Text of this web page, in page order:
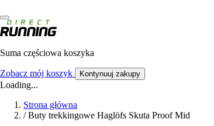
Suma częściowa koszyka
Zobacz mój koszyk Kontynuuj zakupy
Loading...
Strona główna
/ Buty trekkingowe Haglöfs Skuta Proof Mid